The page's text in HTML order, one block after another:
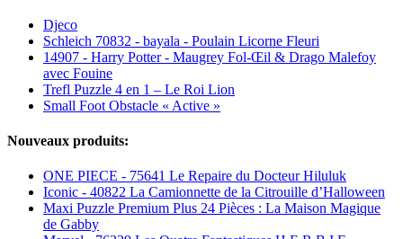
Djeco
Schleich 70832 - bayala - Poulain Licorne Fleuri
14907 - Harry Potter - Maugrey Fol-Œil & Drago Malefoy
avec Fouine
Trefl Puzzle 4 en 1 – Le Roi Lion
Small Foot Obstacle « Active »
Nouveaux produits:
ONE PIECE - 75641 Le Repaire du Docteur Hiluluk
Iconic - 40822 La Camionnette de la Citrouille d’Halloween
Maxi Puzzle Premium Plus 24 Pièces : La Maison Magique
de Gabby